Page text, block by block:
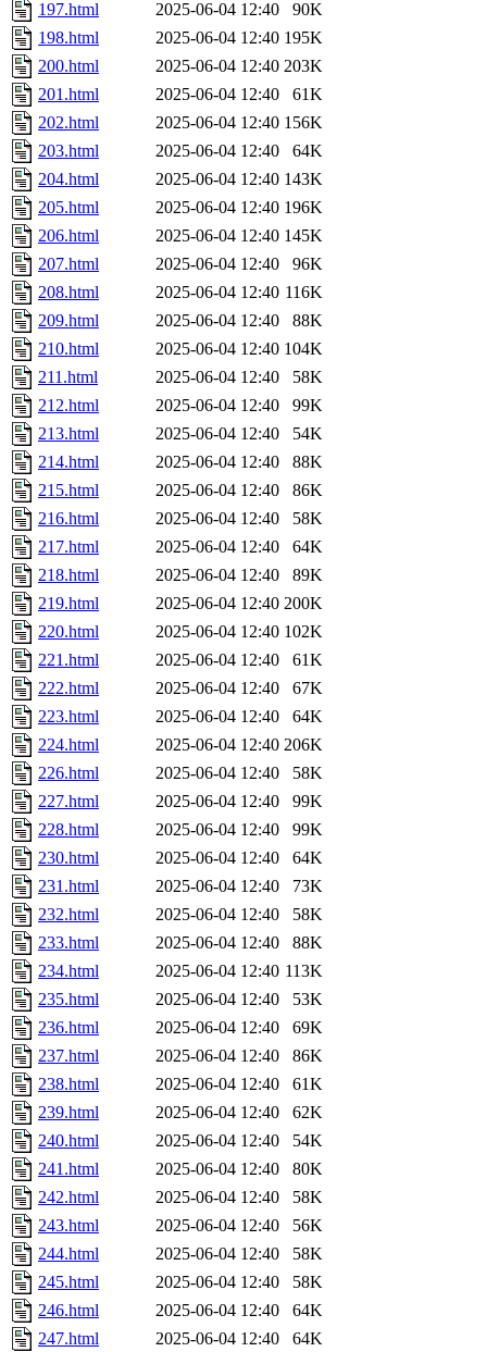
197.html
2025-06-04 12:40
90K
198.html
2025-06-04 12:40 195K
200.html
2025-06-04 12:40 203K
201.html
2025-06-04 12:40
61K
202.html
2025-06-04 12:40 156K
203.html
2025-06-04 12:40
64K
204.html
2025-06-04 12:40 143K
205.html
2025-06-04 12:40 196K
206.html
2025-06-04 12:40 145K
207.html
2025-06-04 12:40
96K
208.html
2025-06-04 12:40 116K
209.html
2025-06-04 12:40
88K
210.html
2025-06-04 12:40 104K
211.html
2025-06-04 12:40
58K
212.html
2025-06-04 12:40
99K
213.html
2025-06-04 12:40
54K
214.html
2025-06-04 12:40
88K
215.html
2025-06-04 12:40
86K
216.html
2025-06-04 12:40
58K
217.html
2025-06-04 12:40
64K
218.html
2025-06-04 12:40
89K
219.html
2025-06-04 12:40 200K
220.html
2025-06-04 12:40 102K
221.html
2025-06-04 12:40
61K
222.html
2025-06-04 12:40
67K
223.html
2025-06-04 12:40
64K
224.html
2025-06-04 12:40 206K
226.html
2025-06-04 12:40
58K
227.html
2025-06-04 12:40
99K
228.html
2025-06-04 12:40
99K
230.html
2025-06-04 12:40
64K
231.html
2025-06-04 12:40
73K
232.html
2025-06-04 12:40
58K
233.html
2025-06-04 12:40
88K
234.html
2025-06-04 12:40 113K
235.html
2025-06-04 12:40
53K
236.html
2025-06-04 12:40
69K
237.html
2025-06-04 12:40
86K
238.html
2025-06-04 12:40
61K
239.html
2025-06-04 12:40
62K
240.html
2025-06-04 12:40
54K
241.html
2025-06-04 12:40
80K
242.html
2025-06-04 12:40
58K
243.html
2025-06-04 12:40
56K
244.html
2025-06-04 12:40
58K
245.html
2025-06-04 12:40
58K
246.html
2025-06-04 12:40
64K
247.html
2025-06-04 12:40
64K